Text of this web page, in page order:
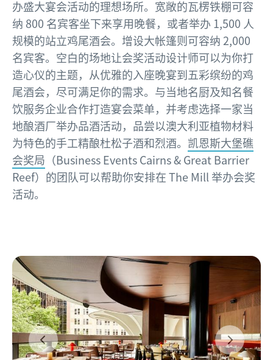
办盛大宴会活动的理想场所。宽敞的瓦楞铁棚可容
纳 800 名宾客坐下来享用晚餐，或者举办 1,500 人
规模的站立鸡尾酒会。增设大帐篷则可容纳 2,000
名宾客。空白的场地让会奖活动设计师可以为你打
造心仪的主题，从优雅的入座晚宴到五彩缤纷的鸡
尾酒会，尽可满足你的需求。与当地名厨及知名餐
饮服务企业合作打造宴会菜单，并考虑选择一家当
地酿酒厂举办品酒活动，品尝以澳大利亚植物材料
为特色的手工精酿杜松子酒和烈酒。 凯恩斯大堡礁
会奖局 （Business Events Cairns & Great Barrier
Reef）的团队可以帮助你安排在 The Mill 举办会奖
活动。